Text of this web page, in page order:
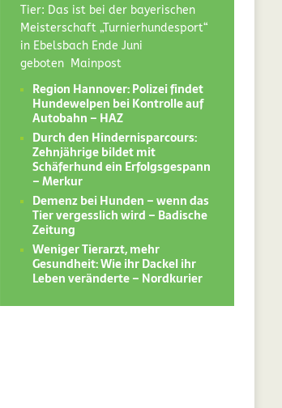
Tier: Das ist bei der bayerischen
Meisterschaft „Turnierhundesport“
in Ebelsbach Ende Juni
geboten Mainpost
Region Hannover: Polizei findet
Hundewelpen bei Kontrolle auf
Autobahn – HAZ
Durch den Hindernisparcours:
Zehnjährige bildet mit
Schäferhund ein Erfolgsgespann
– Merkur
Demenz bei Hunden – wenn das
Tier vergesslich wird – Badische
Zeitung
Weniger Tierarzt, mehr
Gesundheit: Wie ihr Dackel ihr
Leben veränderte – Nordkurier